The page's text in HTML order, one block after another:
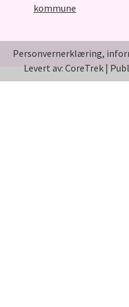
kommune
Personvernerklæring,
Levert av: CoreTrek |